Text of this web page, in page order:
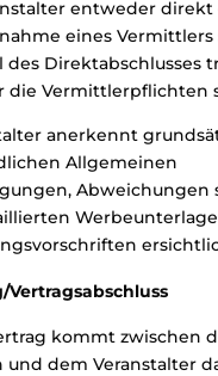
entweder
eines Vermittlers
des Direktabschlusses
die Vermittlerpflichten
anerkennt
Allgemeinen
Abweichungen
Vertragsabschluss
kommt zwischen
und dem Veranstalter